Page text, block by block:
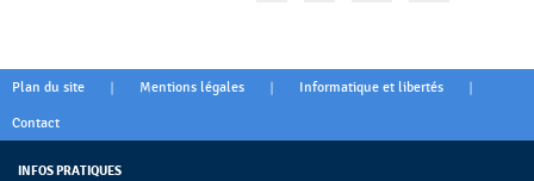
Plan du site | Mentions légales | Informatique et libertés |
Contact
INFOS PRATIQUES